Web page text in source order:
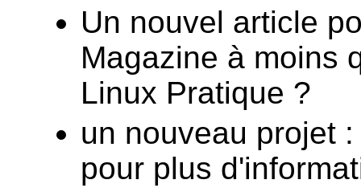
Un nouvel article
Magazine à moins
Linux Pratique ?
un nouveau projet
pour plus